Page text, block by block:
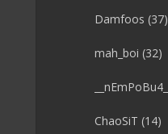
Damfoos (37)
mah_boi (32)
__nEmPoBu4__
ChaoSiT (14)